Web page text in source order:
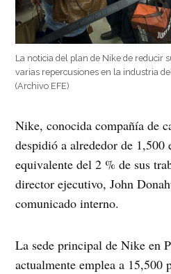
La noticia del plan de Nike de reducir
varias repercusiones en la industria
(Archivo EFE)
Nike, conocida compañía de
despidió a alrededor de 1,500
equivalente del 2 % de sus
director ejecutivo, John
comunicado interno.
La sede principal de Nike en
actualmente emplea a 15,500